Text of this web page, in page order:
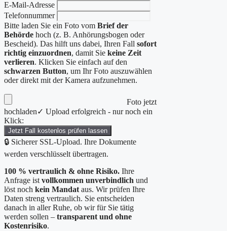
E-Mail-Adresse
Telefonnummer
Bitte laden Sie ein Foto vom Brief der
Behörde hoch (z. B. Anhörungsbogen oder
Bescheid). Das hilft uns dabei, Ihren Fall sofort
richtig einzuordnen, damit Sie keine Zeit
verlieren. Klicken Sie einfach auf den
schwarzen Button, um Ihr Foto auszuwählen
oder direkt mit der Kamera aufzunehmen.
Foto jetzt
hochladen✓ Upload erfolgreich - nur noch ein
Klick:
Jetzt Fall kostenlos prüfen lassen
🔒 Sicherer SSL-Upload. Ihre Dokumente
werden verschlüsselt übertragen.
100 % vertraulich & ohne Risiko. Ihre
Anfrage ist vollkommen unverbindlich und
löst noch kein Mandat aus. Wir prüfen Ihre
Daten streng vertraulich. Sie entscheiden
danach in aller Ruhe, ob wir für Sie tätig
werden sollen – transparent und ohne
Kostenrisiko.